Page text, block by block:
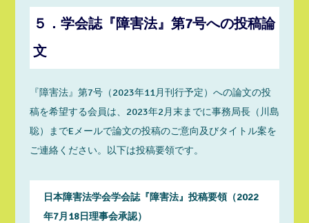
５．学会誌『障害法』第7号への投稿論
文
『障害法』第7号（2023年11月刊行予定）への論文の投
稿を希望する会員は、2023年2月末までに事務局長（川島
聡）までEメールで論文の投稿のご意向及びタイトル案を
ご連絡ください。以下は投稿要領です。
日本障害法学会学会誌『障害法』投稿要領（2022
年7月18日理事会承認）